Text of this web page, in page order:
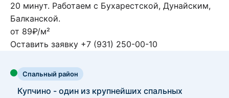
20 минут. Работаем с Бухарестской, Дунайским,
Балканской.
от 89₽/м²
Оставить заявку +7 (931) 250-00-10
Спальный район
Купчино - один из крупнейших спальных